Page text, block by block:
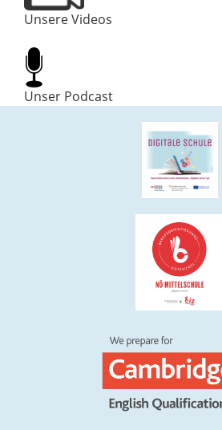
Unsere Videos
Unser Podcast